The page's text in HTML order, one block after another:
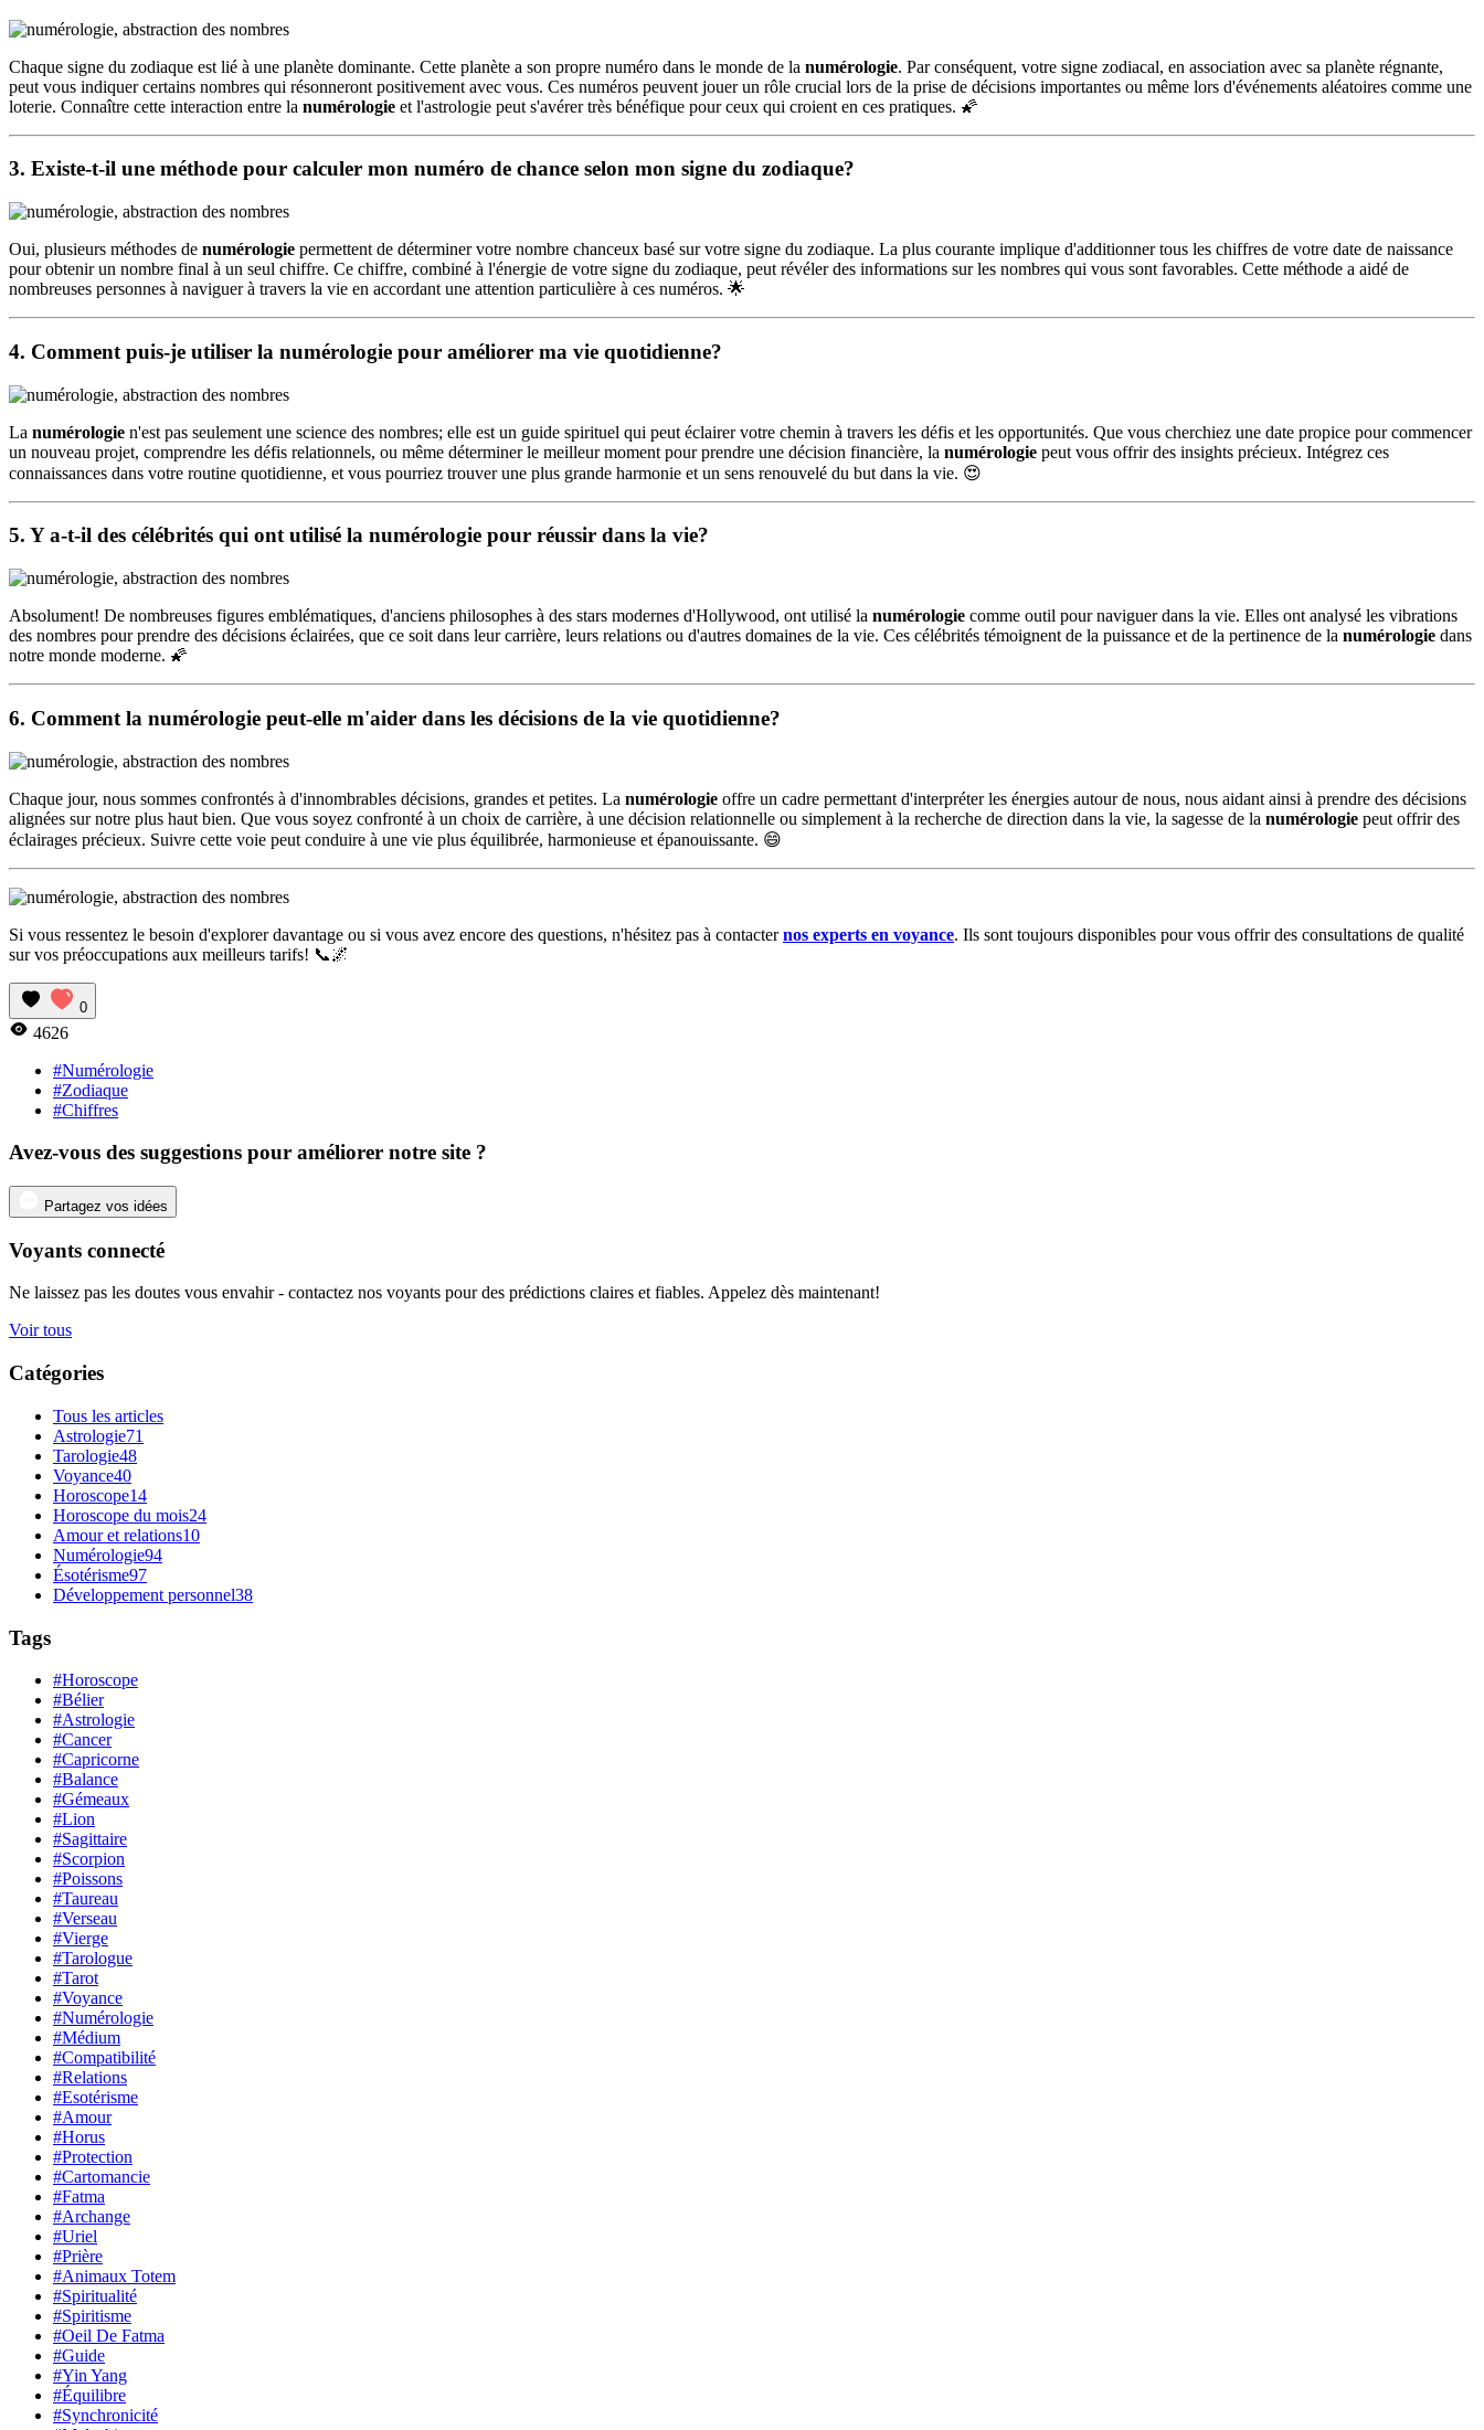
Chaque signe du zodiaque est lié à une planète dominante. Cette planète a son propre numéro dans le monde de la numérologie. Par conséquent, votre signe zodiacal, en association avec sa planète régnante,
peut vous indiquer certains nombres qui résonneront positivement avec vous. Ces numéros peuvent jouer un rôle crucial lors de la prise de décisions importantes ou même lors d'événements aléatoires comme une
loterie. Connaître cette interaction entre la numérologie et l'astrologie peut s'avérer très bénéfique pour ceux qui croient en ces pratiques. 🌠
3. Existe-t-il une méthode pour calculer mon numéro de chance selon mon signe du zodiaque?
Oui, plusieurs méthodes de numérologie permettent de déterminer votre nombre chanceux basé sur votre signe du zodiaque. La plus courante implique d'additionner tous les chiffres de votre date de naissance
pour obtenir un nombre final à un seul chiffre. Ce chiffre, combiné à l'énergie de votre signe du zodiaque, peut révéler des informations sur les nombres qui vous sont favorables. Cette méthode a aidé de
nombreuses personnes à naviguer à travers la vie en accordant une attention particulière à ces numéros. 🌟
4. Comment puis-je utiliser la numérologie pour améliorer ma vie quotidienne?
La numérologie n'est pas seulement une science des nombres; elle est un guide spirituel qui peut éclairer votre chemin à travers les défis et les opportunités. Que vous cherchiez une date propice pour commencer
un nouveau projet, comprendre les défis relationnels, ou même déterminer le meilleur moment pour prendre une décision financière, la numérologie peut vous offrir des insights précieux. Intégrez ces
connaissances dans votre routine quotidienne, et vous pourriez trouver une plus grande harmonie et un sens renouvelé du but dans la vie. 😍
5. Y a-t-il des célébrités qui ont utilisé la numérologie pour réussir dans la vie?
Absolument! De nombreuses figures emblématiques, d'anciens philosophes à des stars modernes d'Hollywood, ont utilisé la numérologie comme outil pour naviguer dans la vie. Elles ont analysé les vibrations
des nombres pour prendre des décisions éclairées, que ce soit dans leur carrière, leurs relations ou d'autres domaines de la vie. Ces célébrités témoignent de la puissance et de la pertinence de la numérologie dans
notre monde moderne. 🌠
6. Comment la numérologie peut-elle m'aider dans les décisions de la vie quotidienne?
Chaque jour, nous sommes confrontés à d'innombrables décisions, grandes et petites. La numérologie offre un cadre permettant d'interpréter les énergies autour de nous, nous aidant ainsi à prendre des décisions
alignées sur notre plus haut bien. Que vous soyez confronté à un choix de carrière, à une décision relationnelle ou simplement à la recherche de direction dans la vie, la sagesse de la numérologie peut offrir des
éclairages précieux. Suivre cette voie peut conduire à une vie plus équilibrée, harmonieuse et épanouissante. 😄
Si vous ressentez le besoin d'explorer davantage ou si vous avez encore des questions, n'hésitez pas à contacternos experts en voyance. Ils sont toujours disponibles pour vous offrir des consultations de qualité
sur vos préoccupations aux meilleurs tarifs! 📞🌌
0
4626
#Numérologie
#Zodiaque
#Chiffres
Avez-vous des suggestions pour améliorer notre site ?
Partagez vos idées
Voyants connecté
Ne laissez pas les doutes vous envahir - contactez nos voyants pour des prédictions claires et fiables. Appelez dès maintenant!
Voir tous
Catégories
Tous les articles
Astrologie71
Tarologie48
Voyance40
Horoscope14
Horoscope du mois24
Amour et relations10
Numérologie94
Ésotérisme97
Développement personnel38
Tags
#Horoscope
#Bélier
#Astrologie
#Cancer
#Capricorne
#Balance
#Gémeaux
#Lion
#Sagittaire
#Scorpion
#Poissons
#Taureau
#Verseau
#Vierge
#Tarologue
#Tarot
#Voyance
#Numérologie
#Médium
#Compatibilité
#Relations
#Esotérisme
#Amour
#Horus
#Protection
#Cartomancie
#Fatma
#Archange
#Uriel
#Prière
#Animaux Totem
#Spiritualité
#Spiritisme
#Oeil De Fatma
#Guide
#Yin Yang
#Équilibre
#Synchronicité